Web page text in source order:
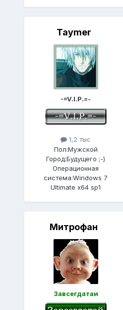
Taymer
-=V.I.P.=-
1,2 тыс
Пол:Мужской
Город:Будущего ;-)
Операционная
система:Windows 7
Ultimate x64 sp1
Митрофан
Завсегдатаи